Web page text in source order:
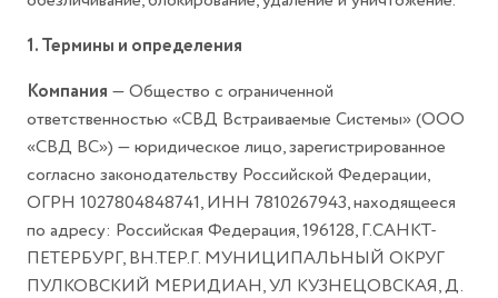
1. Термины и определения
Компания — Общество с ограниченной
ответственностью «СВД Встраиваемые Системы» (ООО
«СВД ВС») — юридическое лицо, зарегистрированное
согласно законодательству Российской Федерации,
ОГРН 1027804848741, ИНН 7810267943, находящееся
по адресу: Российская Федерация, 196128, Г.САНКТ-
ПЕТЕРБУРГ, ВН.ТЕР.Г. МУНИЦИПАЛЬНЫЙ ОКРУГ
ПУЛКОВСКИЙ МЕРИДИАН, УЛ КУЗНЕЦОВСКАЯ, Д.